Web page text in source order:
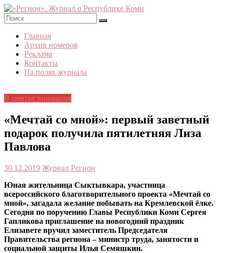
Skip
to
content
«Регион».
Журнал
Республике
Коми
Главная
Архив номеров
Реклама
Контакты
На полях журнала
В центре внимания
«Мечтай со мной»: первый заветный
подарок получила пятилетняя Лиза
Павлова
30.12.2019 Журнал Регион
Юная жительница Сыктывкара, участница
всероссийского благотворительного проекта «Мечтай со
мной», загадала желание побывать на Кремлевской ёлке.
Сегодня по поручению Главы Республики Коми Сергея
Гапликова приглашение на новогодний праздник
Елизавете вручил заместитель Председателя
Правительства региона – министр труда, занятости и
социальной защиты Илья Семяшкин.